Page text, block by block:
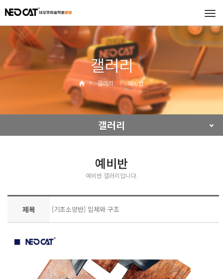
갤러리
갤러리 예비반
갤러리
예비반
예비반 갤러리입니다.
제목 [기초소양반] 입체와 구조